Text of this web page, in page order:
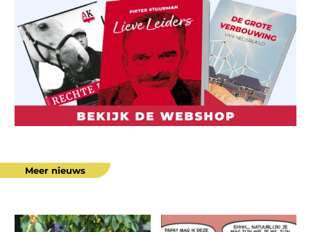
Meer nieuws
Gezond
“Deze